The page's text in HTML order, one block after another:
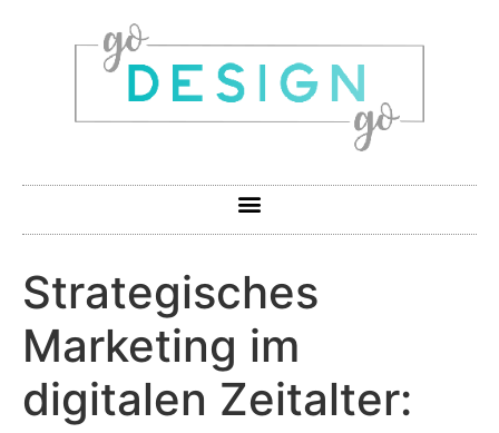
Strategisches
Marketing im
digitalen Zeitalter: